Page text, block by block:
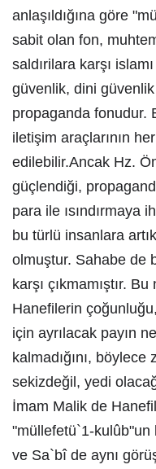
anlaşıldığına göre
sabit olan fon,
saldırilara karşı
güvenlik, dini
propaganda fonudur.
iletişim araçlarının
edilebilir.Ancak Hz.
güçlendiği,
para ile ısındırmaya
bu türlü insanlara
olmuştur. Sahabe de
karşı çıkmamıştır.
Hanefilerin
için ayrılacak payın
kalmadığını, böylece
sekizdeğil, yedi
İmam Malik de
"müllefetü`1-kulûb"un
ve Sa`bî de aynı